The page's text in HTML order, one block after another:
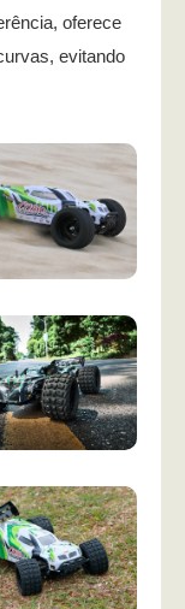
oferece
evitando